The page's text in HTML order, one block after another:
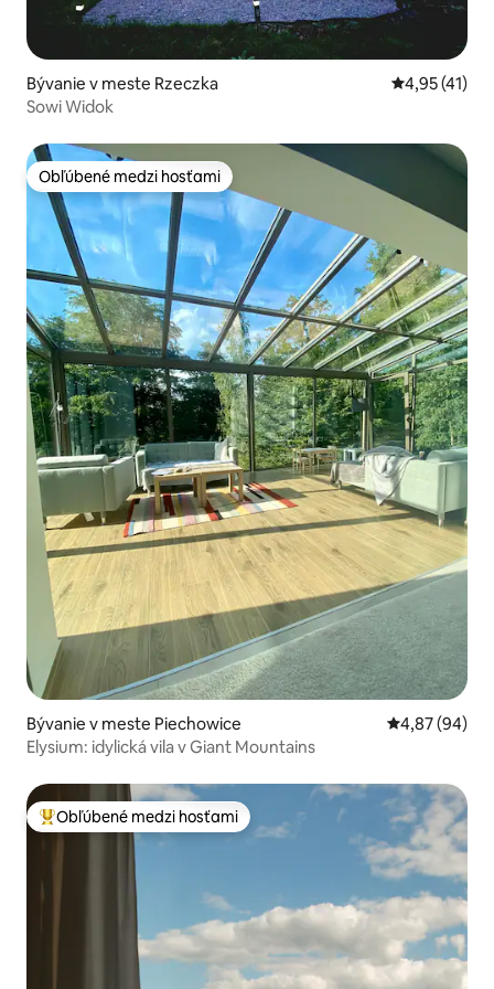
Bývanie v meste Rzeczka Priemerné
4,95 (41)
Sowi Widok
Obľúbené medzi hosťami
Obľúbené medzi hosťami
Bývanie v meste Piechowice Priemerné
4,87 (94)
Elysium: idylická vila v Giant Mountains
Najobľúbenejšie medzi hosťami
Obľúbené medzi hosťami